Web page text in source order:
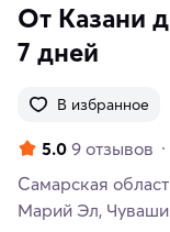
От Казани
7 дней
В избранное
5.0 9 отзывов
Самарская
Марий Эл